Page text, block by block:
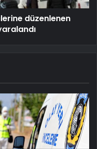
düzenlenen